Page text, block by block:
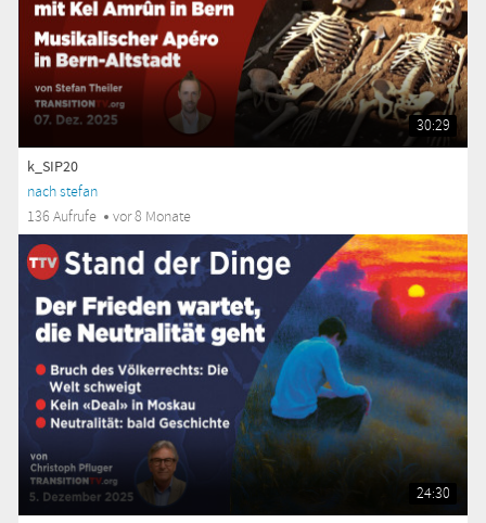
30:29
k_SIP20
nach stefan
136 Aufrufe
vor 8 Monate
24:30